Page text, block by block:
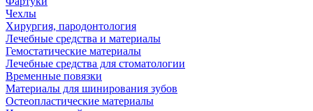
Чехлы
Хирургия, пародонтология
Лечебные средства и материалы
Гемостатические материалы
Лечебные средства для стоматологии
Временные повязки
Материалы для шинирования зубов
Остеопластические материалы